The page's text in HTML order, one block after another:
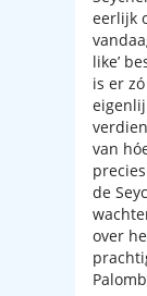
eerlijk
like’
is er
van
de
over